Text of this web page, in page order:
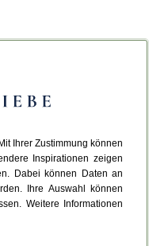
Ihrer Zustimmung können
Inspirationen zeigen
Dabei können Daten an
Ihre Auswahl können
Weitere Informationen